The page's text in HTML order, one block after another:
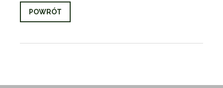
POWRÓT